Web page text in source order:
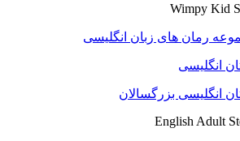
Wimpy Kid
رمان های زبان انگلیسی
انگلیسی
انگلیسی بزرگسالان
English Adult